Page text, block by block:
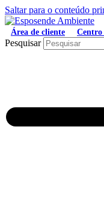
Saltar para o conteúdo
Área de cliente Centro
Pesquisar